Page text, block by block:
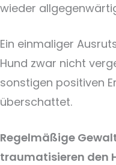
wieder
Ein einmaliger
Hund zwar nicht
sonstigen positiven
überschattet.
Regelmäßige
traumatisieren den